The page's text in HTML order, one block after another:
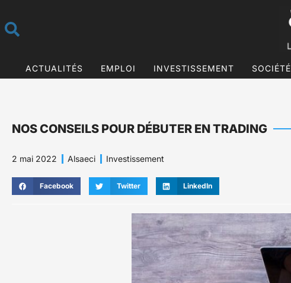
ACTUALITÉS EMPLOI INVESTISSEMENT SOCIÉTÉ
NOS CONSEILS POUR DÉBUTER EN TRADING
2 mai 2022 Alsaeci Investissement
Facebook Twitter LinkedIn